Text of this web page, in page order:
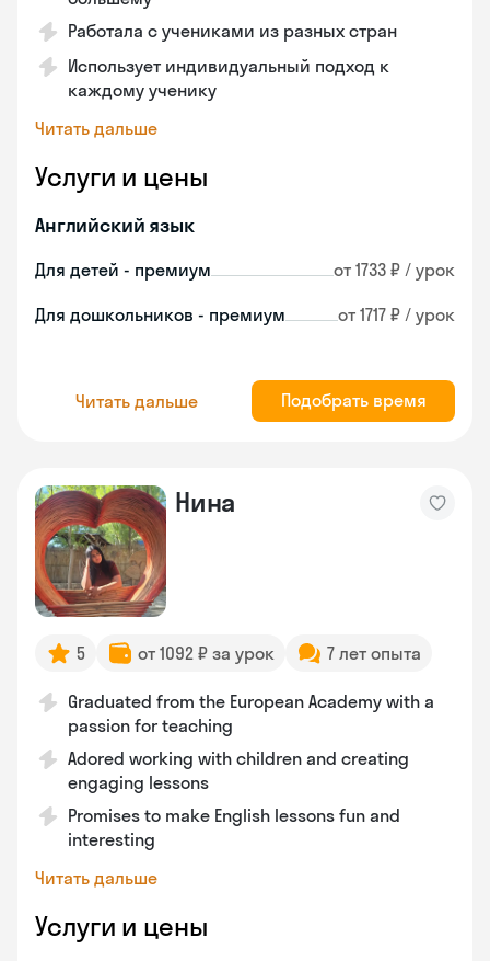
Работала с учениками из разных стран
Использует индивидуальный подход к
каждому ученику
Читать дальше
Услуги и цены
Английский язык
Для детей - премиум от 1733 ₽ / урок
Для дошкольников - премиум от 1717 ₽ / урок
Читать дальше Подобрать время
Нина
5 от 1092 ₽ за урок 7 лет опыта
Graduated from the European Academy with a
passion for teaching
Adored working with children and creating
engaging lessons
Promises to make English lessons fun and
interesting
Читать дальше
Услуги и цены